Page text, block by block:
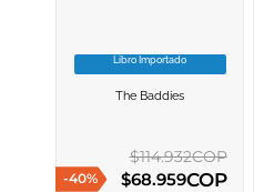
VER INFORMACION
Libro Importado
The Baddies
-40%
$114.932COP
$68.959COP